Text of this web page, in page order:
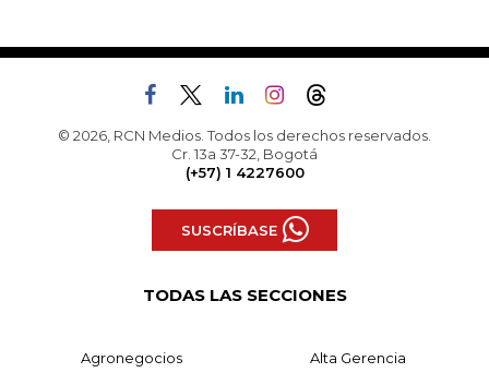
© 2026, RCN Medios. Todos los derechos reservados.
Cr. 13a 37-32, Bogotá
(+57) 1 4227600
SUSCRÍBASE
TODAS LAS SECCIONES
Agronegocios Alta Gerencia